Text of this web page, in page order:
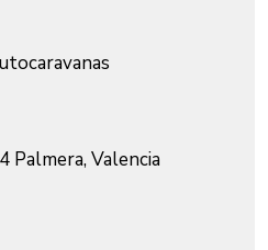
Palmera, Valencia